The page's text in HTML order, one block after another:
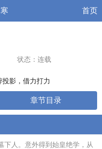
首页
状态：连载
影，借力打力
章节目录
下人。意外得到始皇绝学，从